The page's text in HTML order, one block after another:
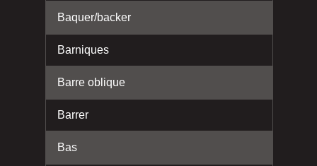
Baquer/backer
Barniques
Barre oblique
Barrer
Bas